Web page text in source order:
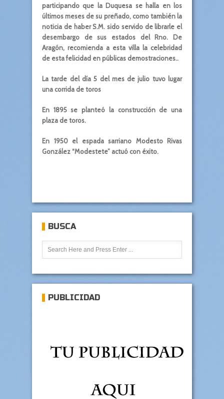
participando que la Duquesa se halla en los
últimos meses de su preñado, como también la
noticia de haber S.M. sido servido de librarle el
desembargo de sus estados del Rno. De
Aragón, recomienda a esta villa la celebridad
de esta felicidad en públicas demostraciones..
La tarde del día 5 del mes de julio tuvo lugar
una corrida de toros
En 1895 se planteó la construcción de una
plaza de toros.
En 1950 el espada sarriano Modesto Rivas
González “Modestete” actuó con éxito.
BUSCA
PUBLICIDAD